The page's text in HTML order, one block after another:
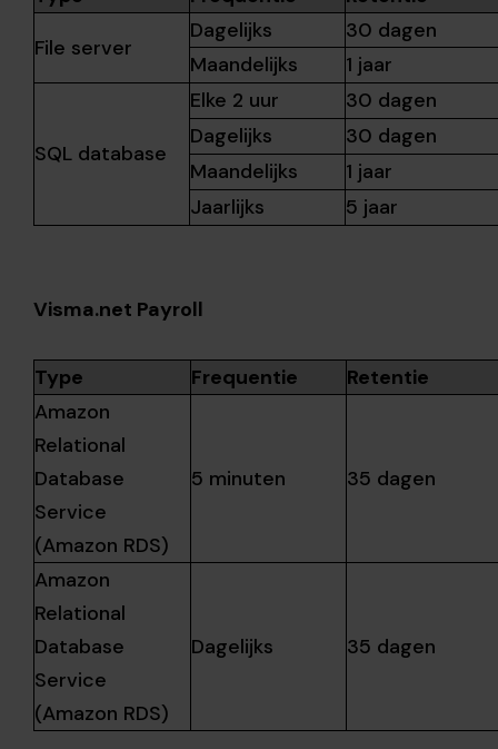
File server
Dagelijks
30 dagen
Maandelijks
1 jaar
SQL database
Elke 2 uur
30 dagen
Dagelijks
30 dagen
Maandelijks
1 jaar
Jaarlijks
5 jaar
Visma.net Payroll
Type Frequentie
Retentie
Amazon
Relational
Database
Service
(Amazon RDS)
5 minuten 35 dagen
Amazon
Relational
Database
Service
(Amazon RDS)
Dagelijks 35 dagen